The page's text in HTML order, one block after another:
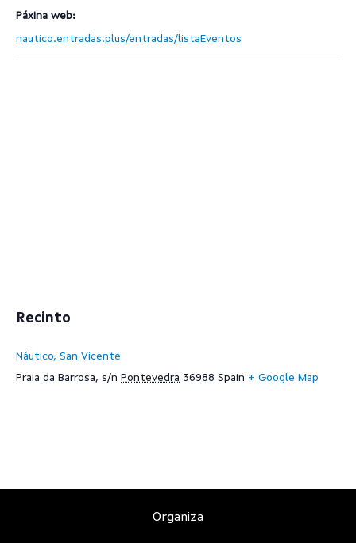
Páxina web:
nautico.entradas.plus/entradas/listaEventos
Recinto
Náutico, San Vicente
Praia da Barrosa, s/n Pontevedra 36988 Spain + Google Map
Organiza